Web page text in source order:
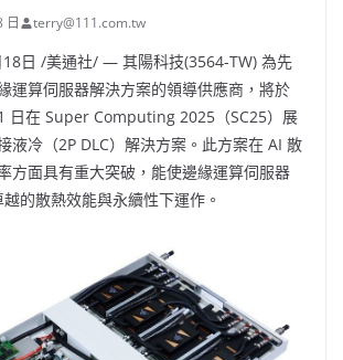
日 terry@111.com.tw
日 /美通社/ — 其陽科技(3564-TW) 為先
運算伺服器解決方案的領導供應商，將於
日在 Super Computing 2025（SC25）展
液冷（2P DLC）解決方案。此方案在 AI 散
方面具有重大突破，能使邊緣運算伺服器
的散熱效能與永續性下運作。